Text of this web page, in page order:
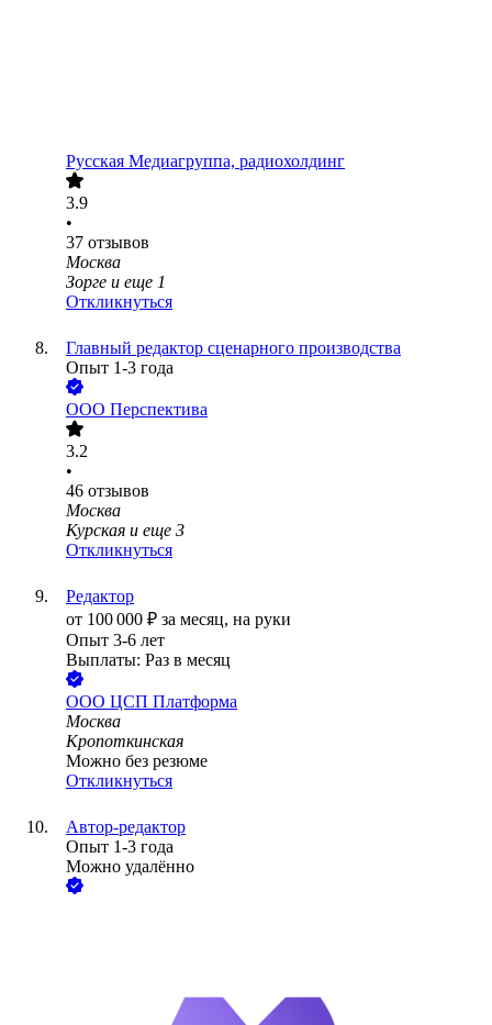
Русская Медиагруппа, радиохолдинг
3.9
•
37 отзывов
Москва
Зорге и еще 1
Откликнуться
Главный редактор сценарного производства
Опыт 1-3 года
ООО Перспектива
3.2
•
46 отзывов
Москва
Курская и еще 3
Откликнуться
Редактор
от 100 000 ₽ за месяц, на руки
Опыт 3-6 лет
Выплаты: Раз в месяц
ООО ЦСП Платформа
Москва
Кропоткинская
Можно без резюме
Откликнуться
Автор-редактор
Опыт 1-3 года
Можно удалённо